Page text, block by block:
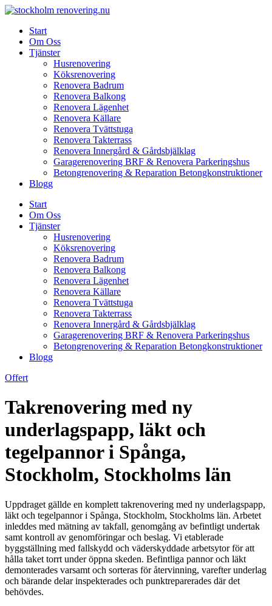
Skip
contentStart
Om Oss
Tjänster
Husrenovering
Köksrenovering
Renovera Badrum
Renovera Balkong
Renovera Lägenhet
Renovera Källare
Renovera Tvättstuga
Renovera Takterrass
Renovera Innergård & Gårdsbjälklag
Garagerenovering BRF & Renovera Parkeringshus
Betongrenovering & Reparation Betongkonstruktioner
Blogg
Start
Om Oss
Tjänster
Husrenovering
Köksrenovering
Renovera Badrum
Renovera Balkong
Renovera Lägenhet
Renovera Källare
Renovera Tvättstuga
Renovera Takterrass
Renovera Innergård & Gårdsbjälklag
Garagerenovering BRF & Renovera Parkeringshus
Betongrenovering & Reparation Betongkonstruktioner
Blogg
Offert
Takrenovering med ny
underlagspapp, läkt och
tegelpannor i Spånga,
Stockholm, Stockholms län
Uppdraget gällde en komplett takrenovering med ny underlagspapp,
läkt och tegelpannor i Spånga, Stockholm, Stockholms län. Arbetet
inleddes med mätning av takfall, genomgång av befintligt undertak
samt kontroll av genomföringar och beslag. Vi etablerade
byggställning med fallskydd och väderskyddade arbetsytor för att
hålla taket torrt under öppna skeden. Befintliga pannor och läkt
demonterades varsamt och sorteras för återvinning, varefter underlag
och bärande delar inspekterades och punktreparerades där det
behövdes.